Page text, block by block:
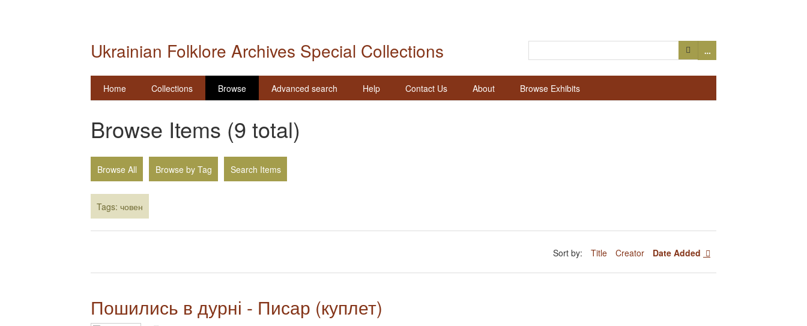
…
Ukrainian Folklore Archives Special Collections
Home Collections Browse Advanced search Help Contact Us About Browse Exhibits
Browse Items (9 total)
Browse All Browse by Tag Search Items
Tags: човен
Sort by: Title Creator Date Added
Пошились в дурні - Писар (куплет)